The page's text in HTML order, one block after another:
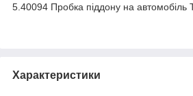
5.40094 Пробка піддону на автомобіль
Характеристики